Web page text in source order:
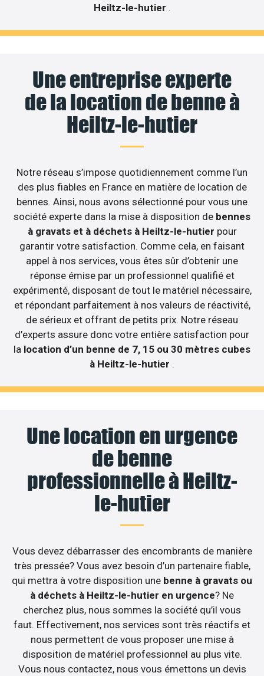
Heiltz-le-hutier .
Une entreprise experte
de la location de benne à
Heiltz-le-hutier
Notre réseau s’impose quotidiennement comme l’un
des plus fiables en France en matière de location de
bennes. Ainsi, nous avons sélectionné pour vous une
société experte dans la mise à disposition de bennes
à gravats et à déchets à Heiltz-le-hutier pour
garantir votre satisfaction. Comme cela, en faisant
appel à nos services, vous êtes sûr d’obtenir une
réponse émise par un professionnel qualifié et
expérimenté, disposant de tout le matériel nécessaire,
et répondant parfaitement à nos valeurs de réactivité,
de sérieux et offrant de petits prix. Notre réseau
d’experts assure donc votre entière satisfaction pour
la location d’un benne de 7, 15 ou 30 mètres cubes
à Heiltz-le-hutier .
Une location en urgence
de benne
professionnelle à Heiltz-
le-hutier
Vous devez débarrasser des encombrants de manière
très pressée? Vous avez besoin d’un partenaire fiable,
qui mettra à votre disposition une benne à gravats ou
à déchets à Heiltz-le-hutier en urgence? Ne
cherchez plus, nous sommes la société qu’il vous
faut. Effectivement, nos services sont très réactifs et
nous permettent de vous proposer une mise à
disposition de matériel professionnel au plus vite.
Vous nous contactez, nous vous émettons un devis